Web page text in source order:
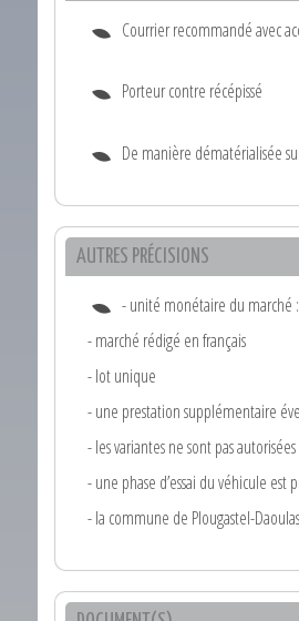
Courrier recommandé avec
Porteur contre récépissé
De manière dématérialisée
AUTRES PRÉCISIONS
- unité monétaire du marché
- marché rédigé en français
- lot unique
- une prestation supplémentaire
- les variantes ne sont pas autorisées
- une phase d’essai du véhicule est
- la commune de Plougastel-